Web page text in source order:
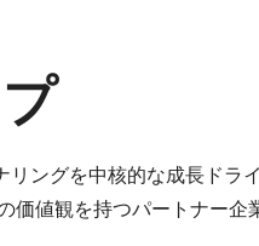
ングを中核的な成長ドラ
価値観を持つパートナー企